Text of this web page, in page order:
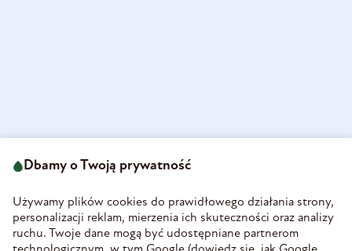
58-160 Świebodzice
REGON 890213034
INFORMACJE
Dbamy o Twoją prywatność
Używamy plików cookies do prawidłowego działania strony,
personalizacji reklam, mierzenia ich skuteczności oraz analizy
ruchu. Twoje dane mogą być udostępniane partnerom